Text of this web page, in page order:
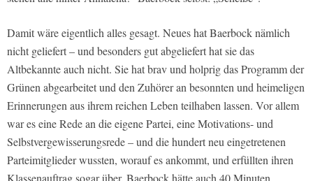
Damit wäre eigentlich alles gesagt. Neues hat Baerbock nämlich
nicht geliefert – und besonders gut abgeliefert hat sie das
Altbekannte auch nicht. Sie hat brav und holprig das Programm der
Grünen abgearbeitet und den Zuhörer an besonnten und heimeligen
Erinnerungen aus ihrem reichen Leben teilhaben lassen. Vor allem
war es eine Rede an die eigene Partei, eine Motivations- und
Selbstvergewisserungsrede – und die hundert neu eingetretenen
Parteimitglieder wussten, worauf es ankommt, und erfüllten ihren